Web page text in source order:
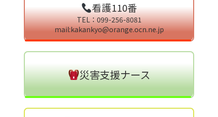
看護110番
TEL：099-256-8081
mail:kakankyo@orange.ocn.ne.jp
災害支援ナース